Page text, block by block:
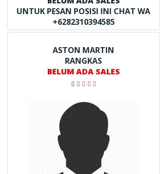
UNTUK PESAN POSISI INI CHAT WA
+6282310394585
ASTON MARTIN
RANGKAS
BELUM ADA SALES